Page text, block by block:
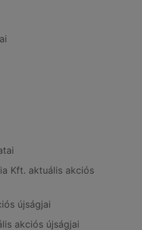
Kft. aktuális akciós
újságjai
akciós újságjai